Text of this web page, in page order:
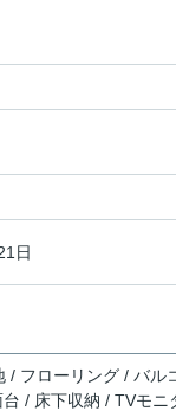
日
/ フローリング / バ
/ 床下収納 / TVモニ